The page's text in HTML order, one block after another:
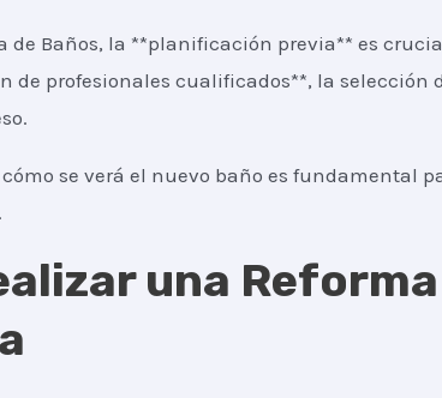
de Baños, la **planificación previa** es
profesionales cualificados**, la selección
se verá el nuevo baño es fundamental
una